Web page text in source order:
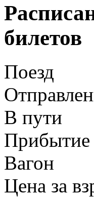
билетов
Поезд
В пути
Прибытие
Вагон
Цена за